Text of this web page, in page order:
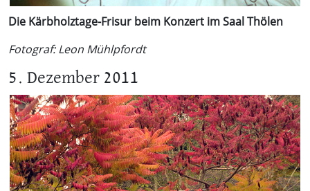
Die Kärbholztage-Frisur beim Konzert im Saal Thölen
Fotograf: Leon Mühlpfordt
5. Dezember 2011